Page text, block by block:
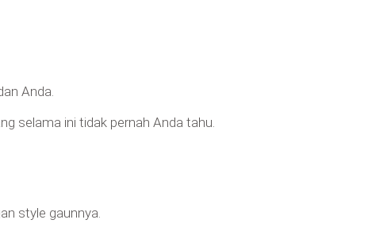
Anda.
selama ini tidak pernah Anda tahu.
style gaunnya.